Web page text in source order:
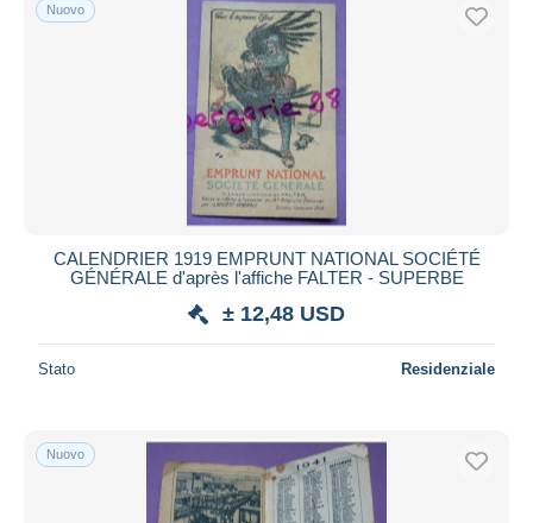
Nuovo
CALENDRIER 1919 EMPRUNT NATIONAL SOCIÉTÉ
GÉNÉRALE d'après l'affiche FALTER - SUPERBE
± 12,48 USD
Stato Residenziale
Nuovo